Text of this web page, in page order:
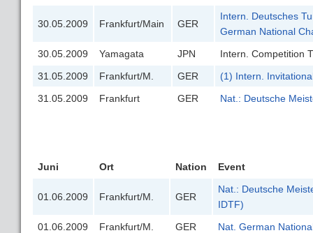
30.05.2009 Frankfurt/Main GER
Intern. Deutsches
German National
30.05.2009
Yamagata JPN
Intern. Competition
31.05.2009
Frankfurt/M. GER
(1) Intern.
31.05.2009
Frankfurt GER Nat.: Deutsche
Juni Ort Nation Event
01.06.2009 Frankfurt/M. GER
Nat.: Deutsche
IDTF)
01.06.2009
Frankfurt/M. GER Nat. German